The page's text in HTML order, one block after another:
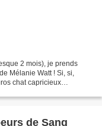
2 mois), je prends
Mélanie Watt ! Si, si,
chat capricieux
de Sang